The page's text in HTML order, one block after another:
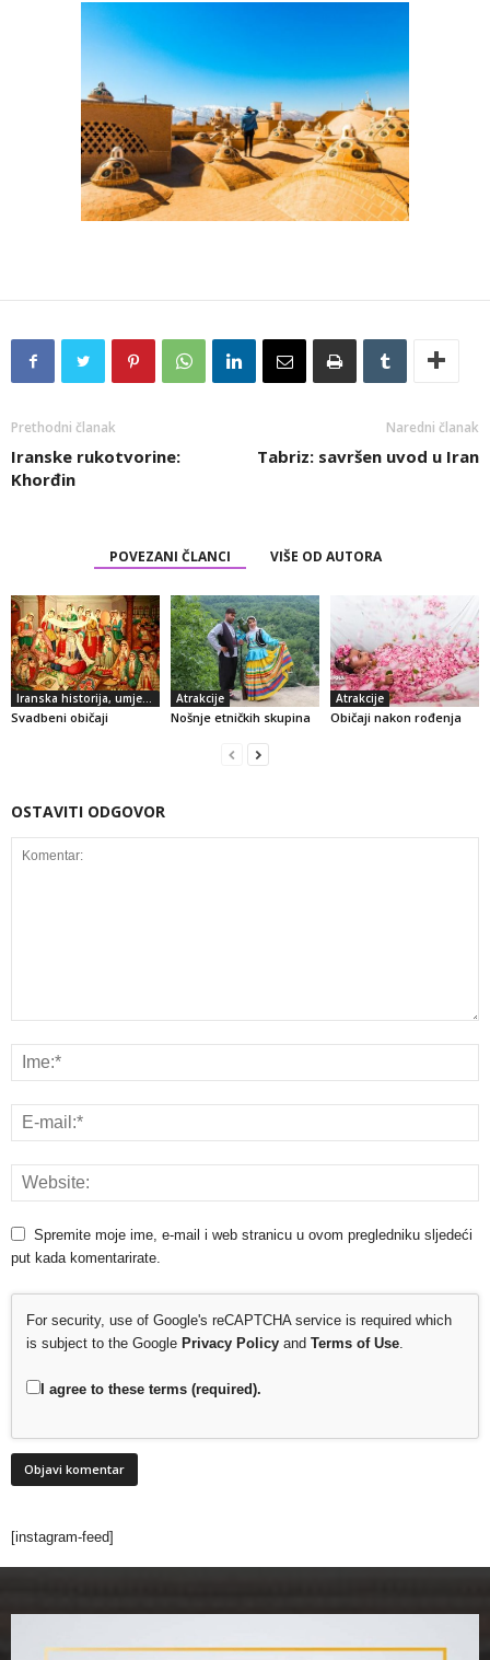
Prethodni članak
Iranske rukotvorine:
Khorđin
Naredni članak
Tabriz: savršen uvod u Iran
POVEZANI ČLANCI VIŠE OD AUTORA
Iranska historija, umjetnost i kultura
Svadbeni običaji
Atrakcije
Nošnje etničkih skupina
Atrakcije
Običaji nakon rođenja
OSTAVITI ODGOVOR
Spremite moje ime, e-mail i web stranicu u ovom pregledniku sljedeći
put kada komentarirate.
For security, use of Google's reCAPTCHA service is required which
is subject to the Google Privacy Policy and Terms of Use.
I agree to these terms (required).
[instagram-feed]